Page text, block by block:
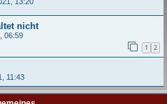
nicht
06:59
1 2
11:43